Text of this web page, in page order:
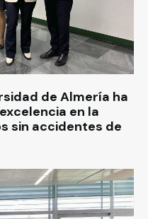
de Almería ha
en la
sin accidentes de